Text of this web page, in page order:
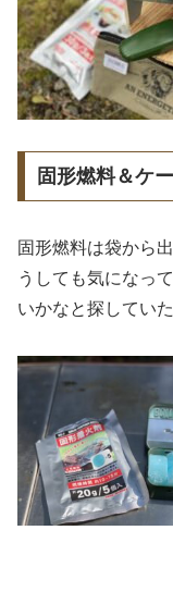
固形燃料＆ケ
固形燃料は袋から
うしても気になっ
いかなと探してい